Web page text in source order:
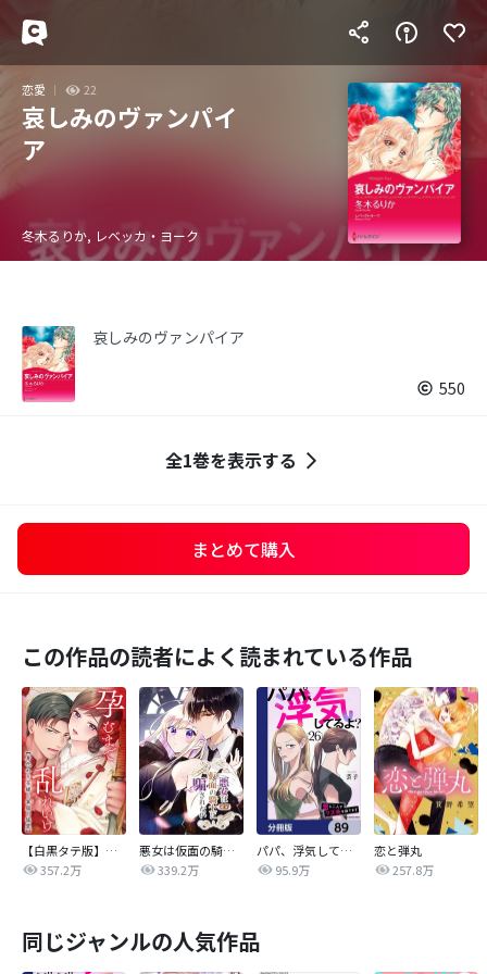
恋愛 22
哀しみのヴァンパイ
ア
冬木るりか, レベッカ・ヨーク
哀しみのヴァンパイア
550
全1巻を表示する
まとめて購入
この作品の読者によく読まれている作品
【白黒タテ版】孕むまで乱れいけ～身代わり花嫁と軍服の猛愛
357.2万
悪女は仮面の騎士に騙されない
339.2万
パパ、浮気してるよ？娘と二人でクズ夫を捨てます【分冊版】
95.9万
恋と弾丸
257.8万
同じジャンルの人気作品